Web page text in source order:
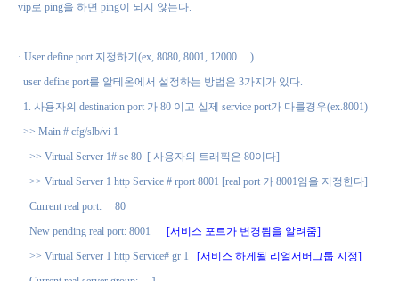
vip로 ping을 하면 ping이 되지 않는다.
· User define port 지정하기 (ex, 8080, 8001, 12000.....)
user define port를 알테온에서 설정하는 방법은 3가지가 있다.
1. 사용자의 destination port 가 80 이고 실제 service port가 다를경우(ex.8001)
>> Main # cfg/slb/vi 1
>> Virtual Server 1# se 80 [사용자의 트래픽은 80이다]
>> Virtual Server 1 http Service # rport 8001 [real port 가 8001임을 지정한다]
Current real port:
80
New pending real port: 8001
[서비스 포트가 변경됨을 알려줌]
>> Virtual Server 1 http Service# gr 1
[서비스 하게될 리얼서버그룹 지정]